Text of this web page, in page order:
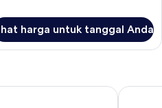
harga untuk tanggal Anda
GHH